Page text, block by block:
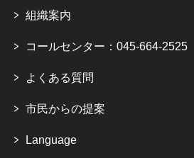
組織案内
コールセンター：045-664-2525
よくある質問
市民からの提案
Language